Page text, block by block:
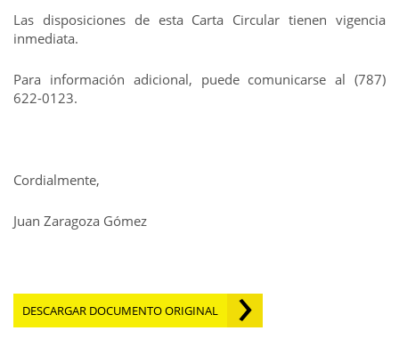
Las disposiciones de esta Carta Circular tienen vigencia
inmediata.
Para información adicional, puede comunicarse al (787)
622-0123.
Cordialmente,
Juan Zaragoza Gómez
DESCARGAR DOCUMENTO ORIGINAL